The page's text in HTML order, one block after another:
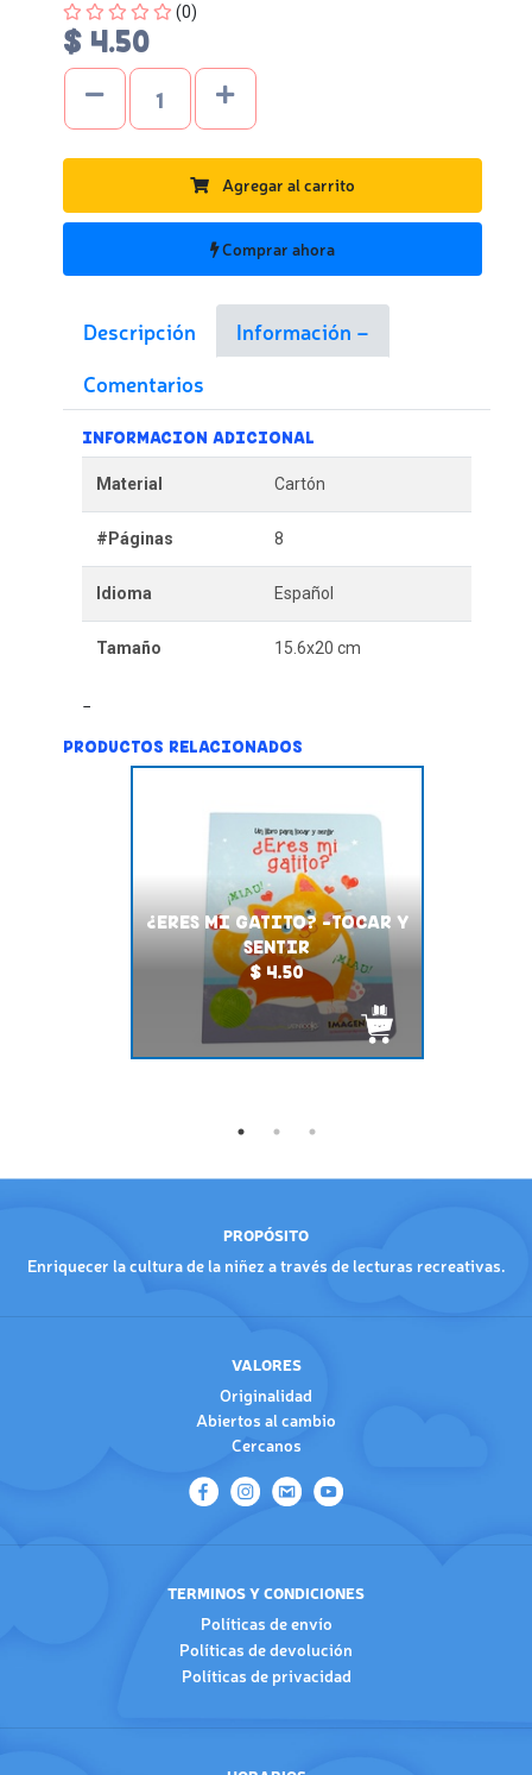
Four out of Five Stars
(0)
$ 4.50
Agregar al carrito
Comprar ahora
Descripción
Información
Comentarios
INFORMACION ADICIONAL
Material Cartón
#Páginas 8
Idioma Español
Tamaño 15.6x20 cm
PRODUCTOS RELACIONADOS
¿ERES MI GATITO? -TOCAR Y
SENTIR
$ 4.50
PROPÓSITO
Enriquecer la cultura de la niñez a través de lecturas recreativas.
VALORES
Originalidad
Abiertos al cambio
Cercanos
TERMINOS Y CONDICIONES
Políticas de envío
Políticas de devolución
Políticas de privacidad